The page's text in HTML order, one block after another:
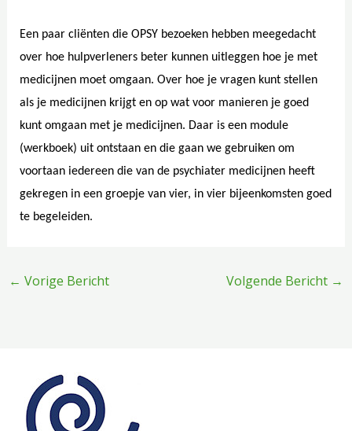
Een paar cliënten die OPSY bezoeken hebben meegedacht
over hoe hulpverleners beter kunnen uitleggen hoe je met
medicijnen moet omgaan. Over hoe je vragen kunt stellen
als je medicijnen krijgt en op wat voor manieren je goed
kunt omgaan met je medicijnen. Daar is een module
(werkboek) uit ontstaan en die gaan we gebruiken om
voortaan iedereen die van de psychiater medicijnen heeft
gekregen in een groepje van vier, in vier bijeenkomsten goed
te begeleiden.
← Vorige Bericht Volgende Bericht →